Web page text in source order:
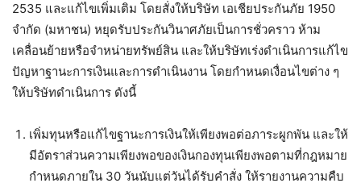
2535 และแก้ไขเพิ่มเติม โดยสั่งให้บริษัท เอเชียประกันภัย 1950
จำกัด (มหาชน) หยุดรับประกันวินาศภัยเป็นการชั่วคราว ห้าม
เคลื่อนย้ายหรือจำหน่ายทรัพย์สิน และให้บริษัทเร่งดำเนินการแก้ไข
ปัญหาฐานะการเงินและการดำเนินงาน โดยกำหนดเงื่อนไขต่าง ๆ
ให้บริษัทดำเนินการ ดังนี้
เพิ่มทุนหรือแก้ไขฐานะการเงินให้เพียงพอต่อภาระผูกพัน และให้
มีอัตราส่วนความเพียงพอของเงินกองทุนเพียงพอตามที่กฎหมาย
กำหนดภายใน 30 วันนับแต่วันได้รับคำสั่ง ให้รายงานความคืบ